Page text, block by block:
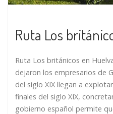
Ruta Los
Ruta Los británicos en
dejaron los empresarios de
del siglo XIX llegan a
finales del siglo XIX,
gobierno español permite